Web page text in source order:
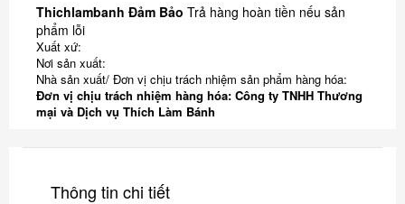
Thichlambanh Đảm Bảo Trả hàng hoàn tiền nếu sản
phẩm lỗi
Xuất xứ:
Nơi sản xuất:
Nhà sản xuất/ Đơn vị chịu trách nhiệm sản phẩm hàng hóa:
Đơn vị chịu trách nhiệm hàng hóa: Công ty TNHH Thương
mại và Dịch vụ Thích Làm Bánh
Thông tin chi tiết